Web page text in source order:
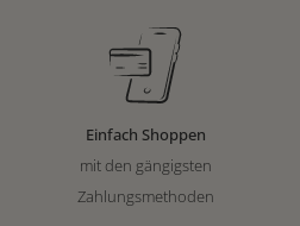
Einfach Shoppen
mit den gängigsten
Zahlungsmethoden